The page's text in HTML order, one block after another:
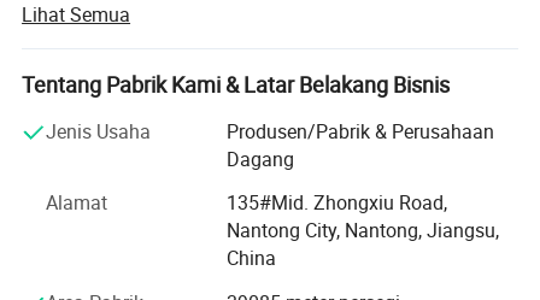
Jintonacling menjadi anak perusahaan Kelompok holding
Industri Nantong. Dengan modal terdaftar 1.23 miliar
RMB, JTL menjadi perusahaan grup dengan lebih dari 20
JTL Tech adalah pemasok teknologi dan solusi daya
sentrifugal, kompresor bahan bakar hidrogen, turbin uap
kecil berefisiensi tinggi, boiler energi baru, mesin es air
Lihat Semua
Tentang Pabrik Kami & Latar Belakang Bisnis
Jenis Usaha
Produsen/Pabrik & Perusahaan
Dagang
Alamat
135#Mid. Zhongxiu Road,
Nantong City, Nantong, Jiangsu,
China